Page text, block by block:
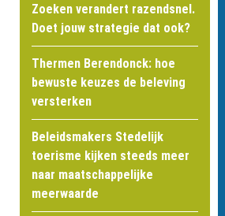
Zoeken verandert razendsnel.
Doet jouw strategie dat ook?
Thermen Berendonck: hoe
bewuste keuzes de beleving
versterken
Beleidsmakers Stedelijk
toerisme kijken steeds meer
naar maatschappelijke
meerwaarde